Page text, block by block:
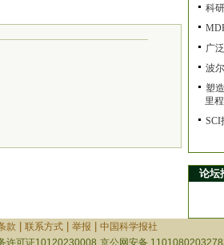
科
广
波
塑
里
SCI
论坛
款 联系方式| 举报
中国科学报社
许可证10120230008 京公网安备